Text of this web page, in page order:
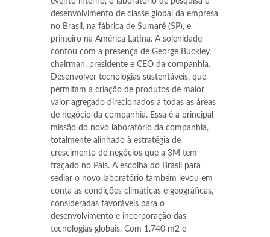
desenvolvimento de classe global da empresa
no Brasil, na fábrica de Sumaré (SP), e
primeiro na América Latina. A solenidade
contou com a presença de George Buckley,
chairman, presidente e CEO da companhia.
Desenvolver tecnologias sustentáveis, que
permitam a criação de produtos de maior
valor agregado direcionados a todas as áreas
de negócio da companhia. Essa é a principal
missão do novo laboratório da companhia,
totalmente alinhado à estratégia de
crescimento de negócios que a 3M tem
traçado no País. A escolha do Brasil para
sediar o novo laboratório também levou em
conta as condições climáticas e geográficas,
consideradas favoráveis para o
desenvolvimento e incorporação das
tecnologias globais. Com 1.740 m2 e